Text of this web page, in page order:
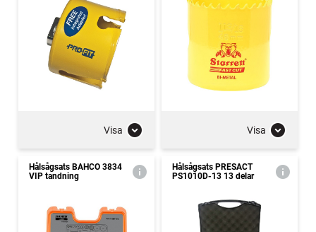
Visa Visa
Hålsågsats BAHCO 3834
VIP tandning
Hålsågsats PRESACT
PS1010D-13 13 delar